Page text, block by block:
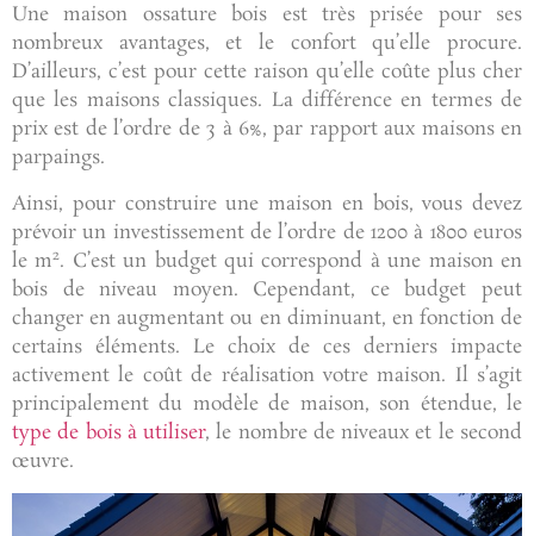
Une maison ossature bois est très prisée pour ses
nombreux avantages, et le confort qu’elle procure.
D’ailleurs, c’est pour cette raison qu’elle coûte plus cher
que les maisons classiques. La différence en termes de
prix est de l’ordre de 3 à 6%, par rapport aux maisons en
parpaings.
Ainsi, pour construire une maison en bois, vous devez
prévoir un investissement de l’ordre de 1200 à 1800 euros
le m2. C’est un budget qui correspond à une maison en
bois de niveau moyen. Cependant, ce budget peut
changer en augmentant ou en diminuant, en fonction de
certains éléments. Le choix de ces derniers impacte
activement le coût de réalisation votre maison. Il s’agit
principalement du modèle de maison, son étendue, le
type de bois à utiliser, le nombre de niveaux et le second
œuvre.